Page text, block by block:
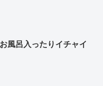
風呂入ったりイチャイ